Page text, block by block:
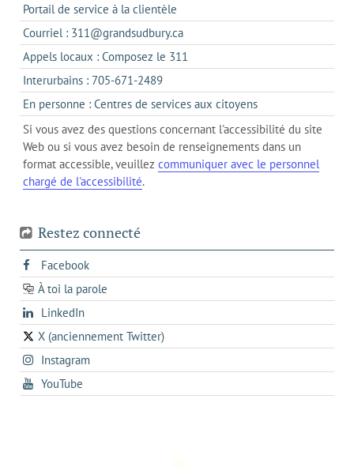
Portail de service à la clientèle
dans
un
nouvel
Courriel : 311@grandsudbury.cas'ouvre
dans
votre
de
messagerie
Appels locaux : Composez le 311
dans
un
client
de
votre
téléphone
Interurbains : 705-671-2489s'ouvre
dans
un
client
de
votre
En personne : Centres de services aux citoyenss'ouvre
dans
l'onglet
actuel
Si vous avez des questions concernant l'accessibilité du site
Web ou si vous avez besoin de renseignements dans un
format accessible, veuillez communiquer avec le personnel
chargé de l'accessibilité.
Restez connecté
Facebooks'ouvre
dans
un
onglet
À toi la parole
opens
in
a
new
tab
LinkedInopens
in
a
new
X (anciennement Twitter)
s'ouvre
dans
un
nouvel
Instagrams'ouvre
dans
un
YouTube
dans